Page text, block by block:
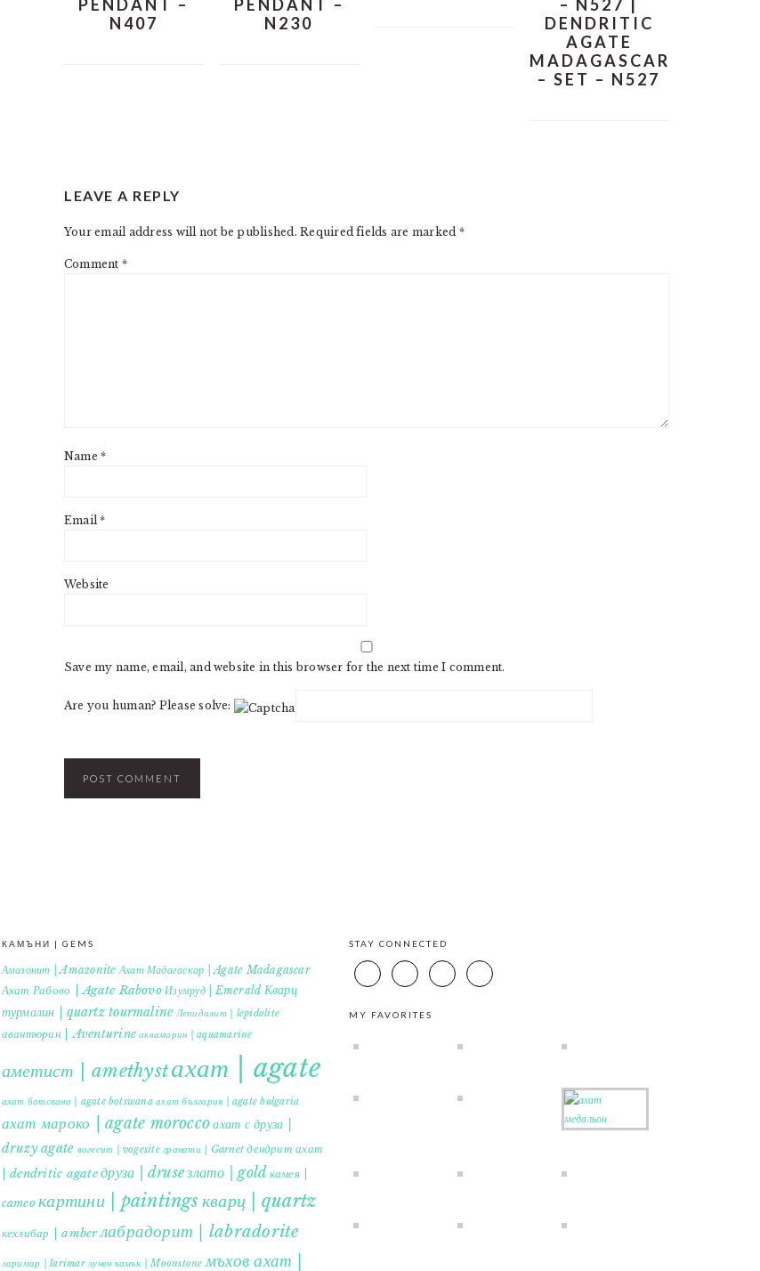
PENDANT –
N407
PENDANT –
N230
– N527 |
DENDRITIC
AGATE
MADAGASCAR
– SET – N527
INTERACTIONS
LEAVE A REPLY
Your email address will not be published. Required fields are marked *
Comment *
Name*
Email*
Website
Save my name, email, and website in this browser for the next time I comment.
Are you human? Please solve:
КАМЪНИ | GEMS
Амазонит | Amazonite Ахат Мадагаскар | Agate Madagascar
Ахат Рабово | Agate Rabovo Изумруд | Emerald Кварц
турмалин | quartz tourmaline Лепидолит | lepidolite
авантюрин | Aventurine аквамарин | aquamarine
аметист | amethystахат | agate
ахат ботсвана | agate botswana ахат българия | agate bulgaria
ахат мароко | agate moroccoахат с друза |
druzy agate вогесит | vogesite гранати | Garnet дендрит ахат
| dendritic agateдруза | druseзлато | gold камея |
cameo картини | paintings кварц | quartz
кехлибар | amberлабрадорит | labradorite
ларимар | larimar лунен камък | Moonstone мъхов ахат |
STAY CONNECTED
MY FAVORITES